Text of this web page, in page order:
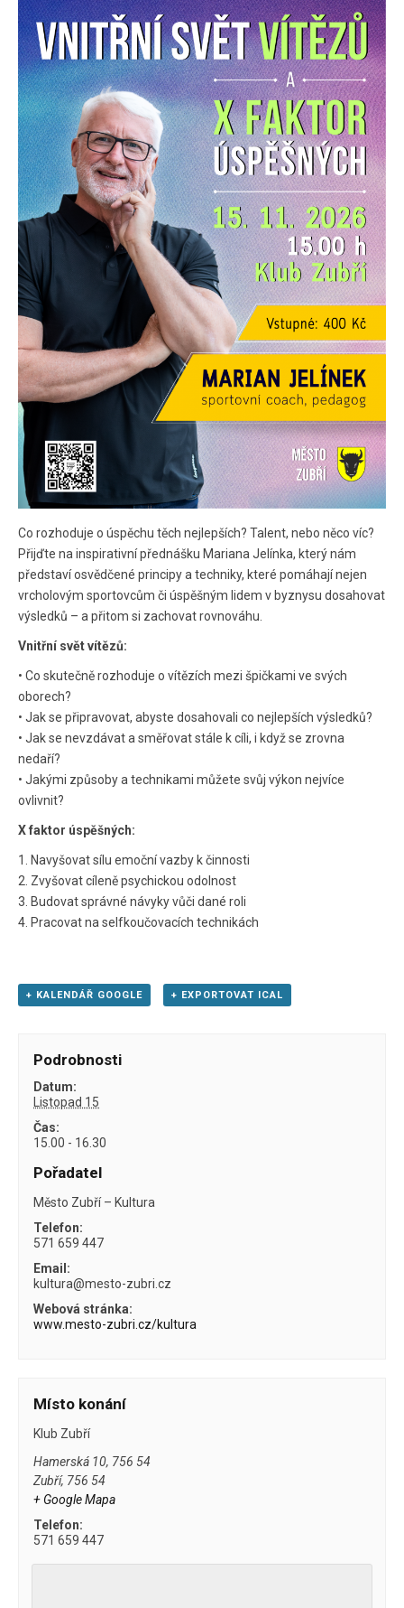
Co rozhoduje o úspěchu těch nejlepších? Talent, nebo něco víc?
Přijďte na inspirativní přednášku Mariana Jelínka, který nám
představí osvědčené principy a techniky, které pomáhají nejen
vrcholovým sportovcům či úspěšným lidem v byznysu dosahovat
výsledků – a přitom si zachovat rovnováhu.
Vnitřní svět vítězů:
• Co skutečně rozhoduje o vítězích mezi špičkami ve svých
oborech?
• Jak se připravovat, abyste dosahovali co nejlepších výsledků?
• Jak se nevzdávat a směřovat stále k cíli, i když se zrovna
nedaří?
• Jakými způsoby a technikami můžete svůj výkon nejvíce
ovlivnit?
X faktor úspěšných:
1. Navyšovat sílu emoční vazby k činnosti
2. Zvyšovat cíleně psychickou odolnost
3. Budovat správné návyky vůči dané roli
4. Pracovat na selfkoučovacích technikách
+ KALENDÁŘ GOOGLE + EXPORTOVAT ICAL
Podrobnosti
Datum:
Listopad 15
Čas:
15.00 - 16.30
Pořadatel
Město Zubří – Kultura
Telefon:
571 659 447
Email:
kultura@mesto-zubri.cz
Webová stránka:
www.mesto-zubri.cz/kultura
Místo konání
Klub Zubří
Hamerská 10, 756 54
Zubří, 756 54
+ Google Mapa
Telefon:
571 659 447